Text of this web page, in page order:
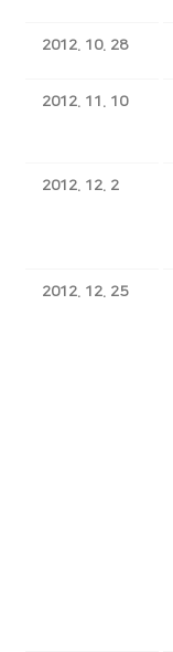
2012. 10. 28
2012. 11. 10
2012. 12. 2
2012. 12. 25